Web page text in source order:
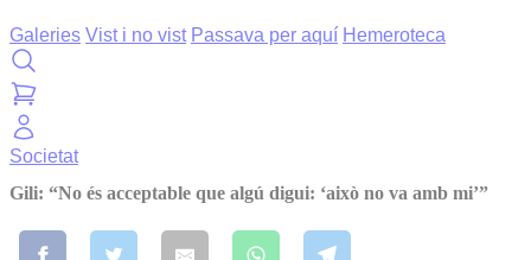
Galeries Vist i no vist Passava per aquí Hemeroteca
Societat
Gili: “No és acceptable que algú digui: ‘això no va amb mi’”